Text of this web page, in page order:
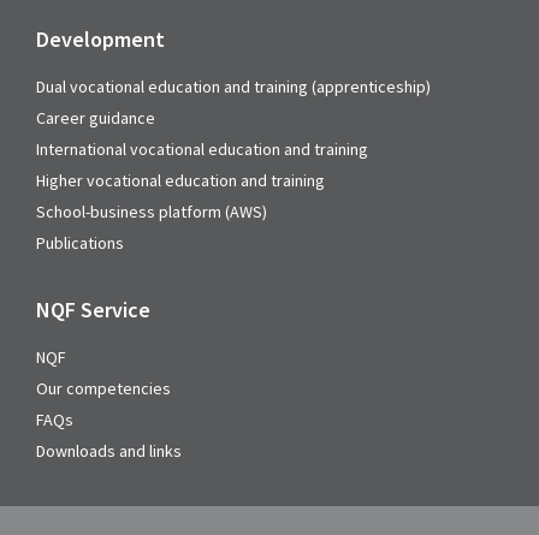
Development
Dual vocational education and training (apprenticeship)
Career guidance
International vocational education and training
Higher vocational education and training
School-business platform (AWS)
Publications
NQF Service
NQF
Our competencies
FAQs
Downloads and links